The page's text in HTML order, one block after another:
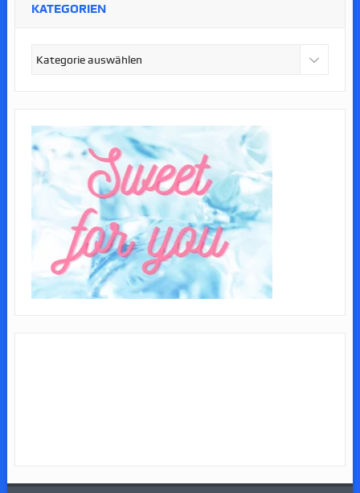
KATEGORIEN